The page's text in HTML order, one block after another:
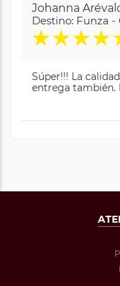
Johanna
Destino: Funza -
★★★★
Súper!!! La
entrega también.